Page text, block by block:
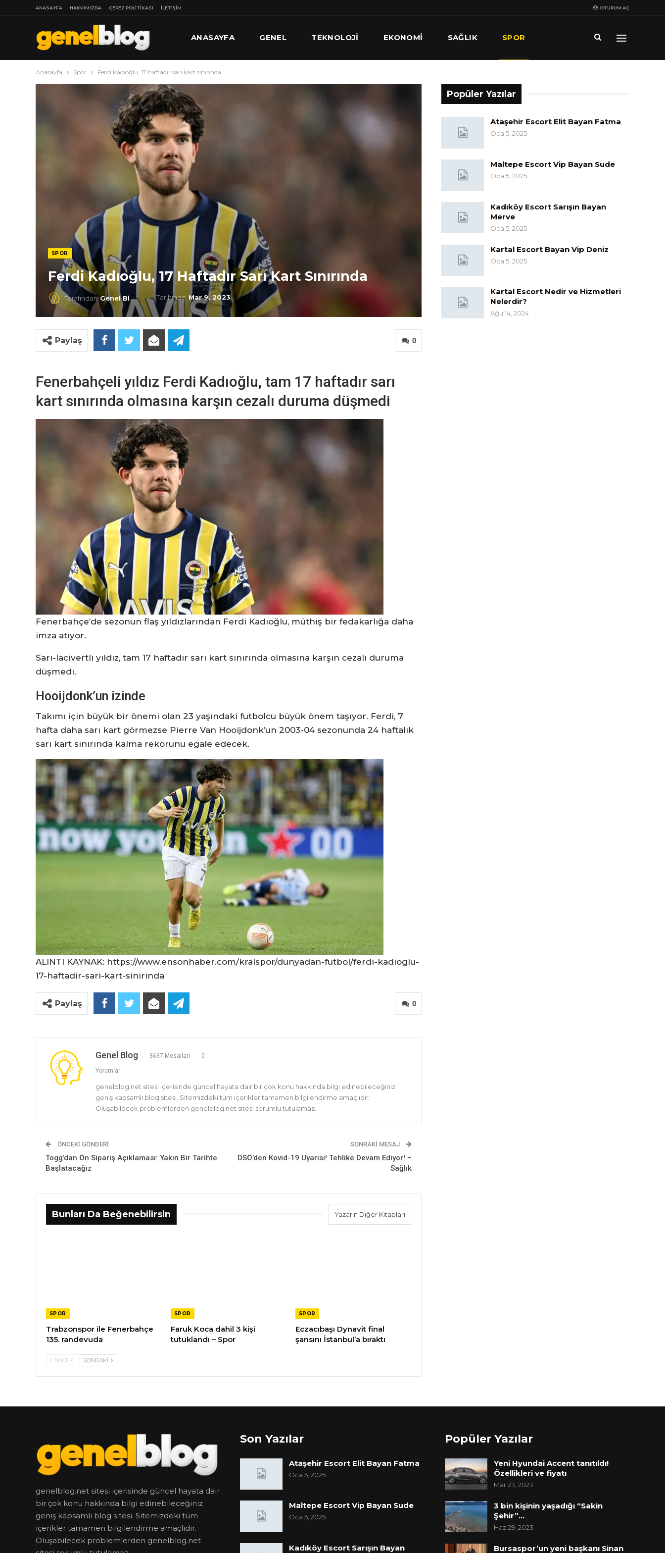
OTURUM AÇ
ANASAYFA HAKKIMIZDA ÇEREZ POLITIKASI İLETIŞIM
ANASAYFA GENEL TEKNOLOJI EKONOMI SAĞLIK SPOR
Anasayfa Spor Ferdi Kadıoğlu, 17 haftadır sarı kart sınırında
SPOR
Ferdi Kadıoğlu, 17 Haftadır Sarı Kart Sınırında
TarafındanGenel Blog Tarihinde Mar 9, 2023
0
Paylaş
Fenerbahçeli yıldız Ferdi Kadıoğlu, tam 17 haftadır sarı
kart sınırında olmasına karşın cezalı duruma düşmedi
Fenerbahçe’de sezonun flaş yıldızlarından Ferdi Kadıoğlu, müthiş bir fedakarlığa daha
imza atıyor.
Sarı-lacivertli yıldız, tam 17 haftadır sarı kart sınırında olmasına karşın cezalı duruma
düşmedi.
Hooijdonk’un izinde
Takımı için büyük bir önemi olan 23 yaşındaki futbolcu büyük önem taşıyor. Ferdi, 7
hafta daha sarı kart görmezse Pierre Van Hooijdonk’un 2003-04 sezonunda 24 haftalık
sarı kart sınırında kalma rekorunu egale edecek.
ALINTI KAYNAK: https://www.ensonhaber.com/kralspor/dunyadan-futbol/ferdi-kadioglu-
17-haftadir-sari-kart-sinirinda
0
Paylaş
Genel Blog 3637 Mesajları 0
Yorumlar
genelblog.net sitesi içerisinde güncel hayata dair bir çok konu hakkında bilgi edinebileceğiniz
geniş kapsamlı blog sitesi. Sitemizdeki tüm içerikler tamamen bilgilendirme amaçlıdır.
Oluşabilecek problemlerden genelblog.net sitesi sorumlu tutulamaz.
ÖNCEKI GÖNDERI
Togg’dan Ön Sipariş Açıklaması: Yakın Bir Tarihte
Başlatacağız
SONRAKI MESAJ
DSÖ’den Kovid-19 Uyarısı! Tehlike Devam Ediyor! –
Sağlık
Bunları Da Beğenebilirsin Yazarın Diğer Kitapları
SPOR
Trabzonspor ile Fenerbahçe
135. randevuda
SPOR
Faruk Koca dahil 3 kişi
tutuklandı – Spor
SPOR
Eczacıbaşı Dynavit final
şansını İstanbul’a bıraktı
ÖNCEKI SONRAKI
Popüler Yazılar
Ataşehir Escort Elit Bayan Fatma
Oca 5, 2025
Maltepe Escort Vip Bayan Sude
Oca 5, 2025
Kadıköy Escort Sarışın Bayan
Merve
Oca 5, 2025
Kartal Escort Bayan Vip Deniz
Oca 5, 2025
Kartal Escort Nedir ve Hizmetleri
Nelerdir?
Ağu 14, 2024
genelblog.net sitesi içerisinde güncel hayata dair
bir çok konu hakkında bilgi edinebileceğiniz
geniş kapsamlı blog sitesi. Sitemizdeki tüm
içerikler tamamen bilgilendirme amaçlıdır.
Oluşabilecek problemlerden genelblog.net
Son Yazılar
Ataşehir Escort Elit Bayan Fatma
Oca 5, 2025
Maltepe Escort Vip Bayan Sude
Oca 5, 2025
Kadıköy Escort Sarışın Bayan
Popüler Yazılar
Yeni Hyundai Accent tanıtıldı!
Özellikleri ve fiyatı
Mar 23, 2023
3 bin kişinin yaşadığı “Sakin
Şehir”…
Haz 29, 2023
Bursaspor’un yeni başkanı Sinan